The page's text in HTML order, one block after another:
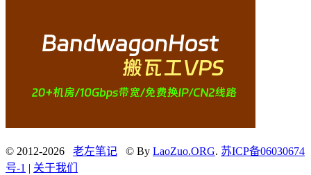
© 2012-2026 老左笔记 © By LaoZuo.ORG. 苏ICP备06030674
号-1 | 关于我们